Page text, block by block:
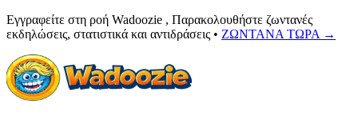
Εγγραφείτε στη ροή Wadoozie , Παρακολουθήστε ζωντανές
εκδηλώσεις, στατιστικά και αντιδράσεις • ΖΩΝΤΑΝΑ ΤΩΡΑ →